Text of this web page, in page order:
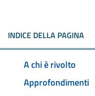
INDICE DELLA PAGINA
A chi è rivolto
Approfondimenti